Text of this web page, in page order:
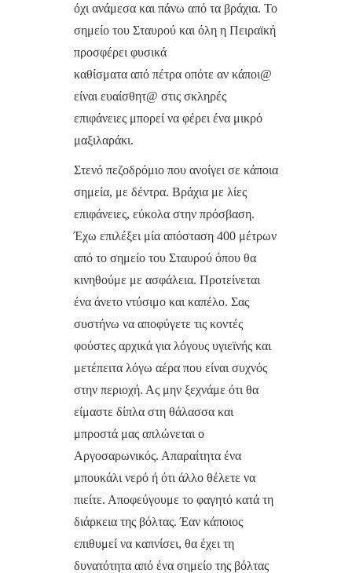
όχι ανάμεσα και πάνω από τα βράχια. Το
σημείο του Σταυρού και όλη η Πειραϊκή
προσφέρει φυσικά
καθίσματα από πέτρα οπότε αν κάποι@
είναι ευαίσθητ@ στις σκληρές
επιφάνειες μπορεί να φέρει ένα μικρό
μαξιλαράκι.
Στενό πεζοδρόμιο που ανοίγει σε κάποια
σημεία, με δέντρα. Βράχια με λίες
επιφάνειες, εύκολα στην πρόσβαση.
Έχω επιλέξει μία απόσταση 400 μέτρων
από το σημείο του Σταυρού όπου θα
κινηθούμε με ασφάλεια. Προτείνεται
ένα άνετο ντύσιμο και καπέλο. Σας
συστήνω να αποφύγετε τις κοντές
φούστες αρχικά για λόγους υγιεϊνής και
μετέπειτα λόγω αέρα που είναι συχνός
στην περιοχή. Ας μην ξεχνάμε ότι θα
είμαστε δίπλα στη θάλασσα και
μπροστά μας απλώνεται ο
Αργοσαρωνικός. Απαραίτητα ένα
μπουκάλι νερό ή ότι άλλο θέλετε να
πιείτε. Αποφεύγουμε το φαγητό κατά τη
διάρκεια της βόλτας. Έαν κάποιος
επιθυμεί να καπνίσει, θα έχει τη
δυνατότητα από ένα σημείο της βόλτας